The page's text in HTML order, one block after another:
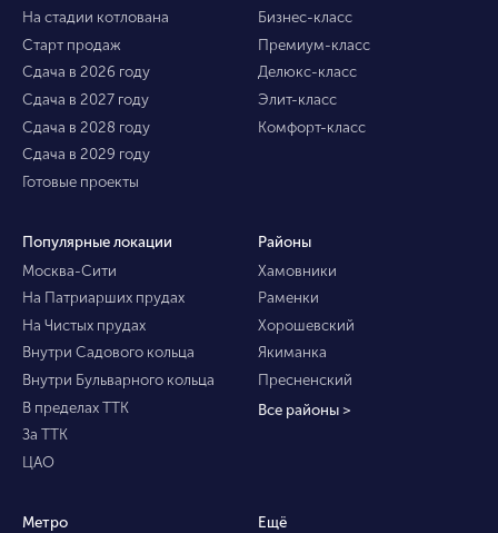
На стадии котлована
Старт продаж
Сдача в 2026 году
Сдача в 2027 году
Сдача в 2028 году
Сдача в 2029 году
Готовые проекты
Бизнес-класс
Премиум-класс
Делюкс-класс
Элит-класс
Комфорт-класс
Популярные локации
Москва-Сити
На Патриарших прудах
На Чистых прудах
Внутри Садового кольца
Внутри Бульварного кольца
В пределах ТТК
За ТТК
ЦАО
Районы
Хамовники
Раменки
Хорошевский
Якиманка
Пресненский
Все районы >
Метро
Ещё